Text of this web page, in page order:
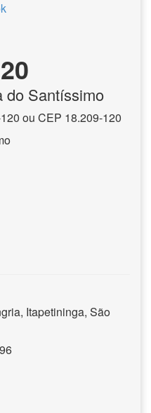
do Santíssimo
ou CEP 18.209-120
Itapetininga, São